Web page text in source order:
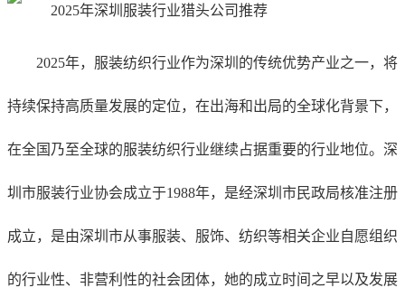
2025年，服装纺织行业作为深圳 的传统优势产业之一， 将
持续保持高质量发展的定位， 在出海和出局的全球化背景下，
在全国乃至全球的服装纺织行业继续占据重要的行业地位。深
圳市服装行业协会成立于1988年，是经深圳市民政局核准注册
成立，是由深圳市从事服装、服饰、纺织等相关企业自愿组织
的行业性、非营利性的社会团体，她的成立时间之早以及发展